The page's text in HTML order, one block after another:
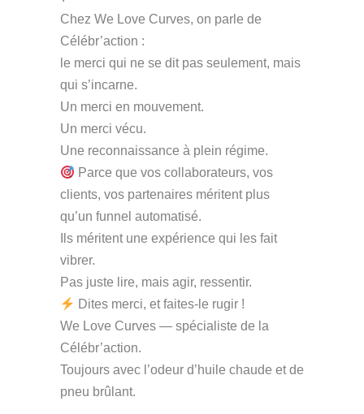
Chez We Love Curves, on parle de
Célébr’action :
le merci qui ne se dit pas seulement, mais
qui s’incarne.
Un merci en mouvement.
Un merci vécu.
Une reconnaissance à plein régime.
Parce que vos collaborateurs, vos
clients, vos partenaires méritent plus
qu’un funnel automatisé.
Ils méritent une expérience qui les fait
vibrer.
Pas juste lire, mais agir, ressentir.
Dites merci, et faites-le rugir !
We Love Curves — spécialiste de la
Célébr’action.
Toujours avec l’odeur d’huile chaude et de
pneu brûlant.